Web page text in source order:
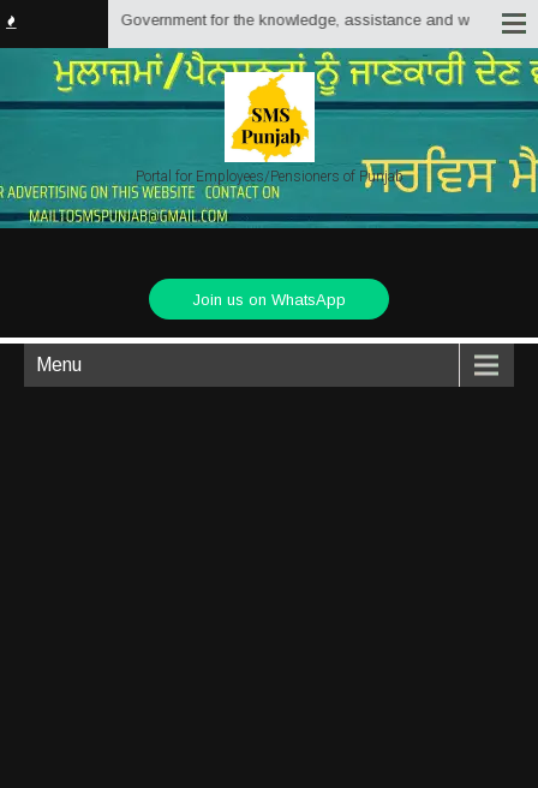
State Government for the knowledge, assistance and welfare of
Portal for Employees/Pensioners of Punjab
Join us on WhatsApp
Menu